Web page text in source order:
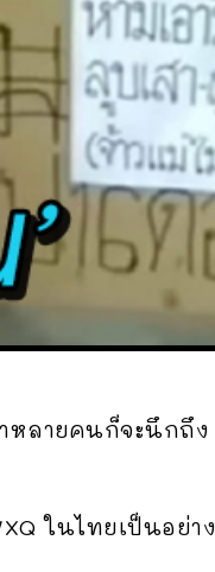
หลายคนก็จะนึกถึง
ในไทยเป็นอย่าง